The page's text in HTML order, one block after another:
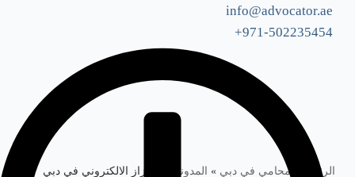
info@advocator.ae
971-502235454+
الرئيسية: محامي في دبي » المدونة الابتزاز الالكتروني في دبي